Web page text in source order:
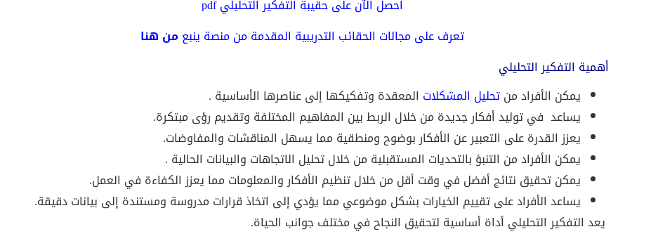
احصل الآن على حقيبة التفكير التحليلي pdf
تعرفعلىمجالات الحقائب التدريبية المقدمةمنمنصة ينبعمن هنا
أهمية التفكير التحليلي
يمكن الأفراد منتحليل المشكلات المعقدة وتفكيكها إلى عناصرها الأساسية .
يساعد في توليد أفكار جديدة من خلال الربط بين المفاهيم المختلفة وتقديم رؤى مبتكرة.
يعزز القدرة على التعبير عن الأفكار بوضوح ومنطقية مما يسهل المناقشات والمفاوضات.
يمكن الأفراد من التنبؤ بالتحديات المستقبلية من خلال تحليل الاتجاهات والبيانات الحالية .
يمكن تحقيق نتائج أفضل في وقت أقل من خلال تنظيم الأفكار والمعلومات مما يعزز الكفاءة في العمل.
يساعد الأفراد على تقييم الخيارات بشكل موضوعي مما يؤدي إلى اتخاذ قرارات مدروسة ومستندة إلى بيانات دقيقة.
يعد التفكير التحليلي أداة أساسية لتحقيق النجاح في مختلف جوانب الحياة.